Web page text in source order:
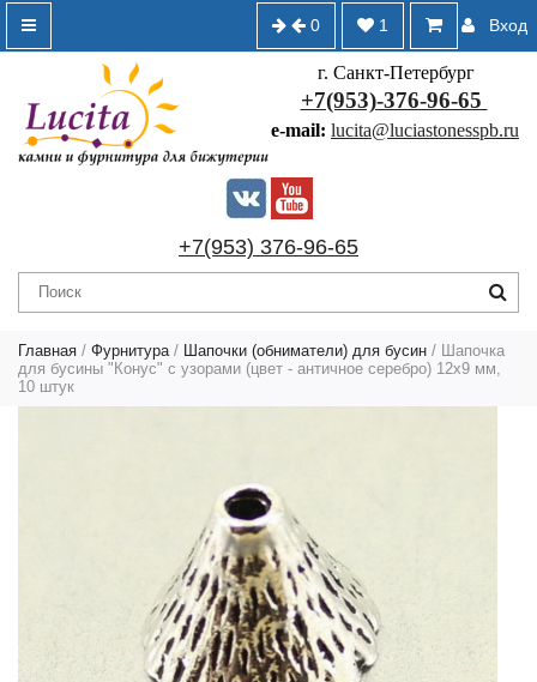
Вход
1
0
г. Санкт-Петербург
+7(953)-376-96-65
e-mail: lucita@luciastonesspb.ru
+7(953) 376-96-65
Главная / Фурнитура / Шапочки (обниматели) для бусин / Шапочка
для бусины "Конус" с узорами (цвет - античное серебро) 12х9 мм,
10 штук